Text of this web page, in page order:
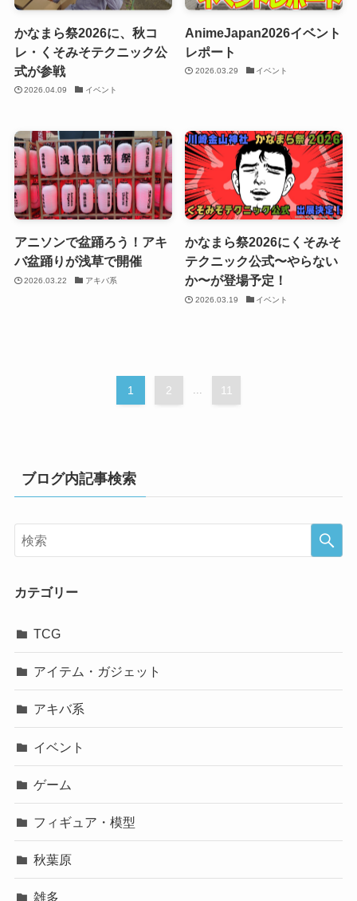
かなまら祭2026に、秋コ
レ・くそみそテクニック公
式が参戦
2026.04.09 イベント
AnimeJapan2026イベント
レポート
2026.03.29 イベント
アニソンで盆踊ろう！アキ
バ盆踊りが浅草で開催
2026.03.22 アキバ系
かなまら祭2026にくそみそ
テクニック公式〜やらない
か〜が登場予定！
2026.03.19 イベント
1 2 11
ブログ内記事検索
カテゴリー
TCG
アイテム・ガジェット
アキバ系
イベント
ゲーム
フィギュア・模型
秋葉原
雑多